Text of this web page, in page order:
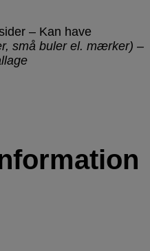
– Kan have
små buler el. mærker) –